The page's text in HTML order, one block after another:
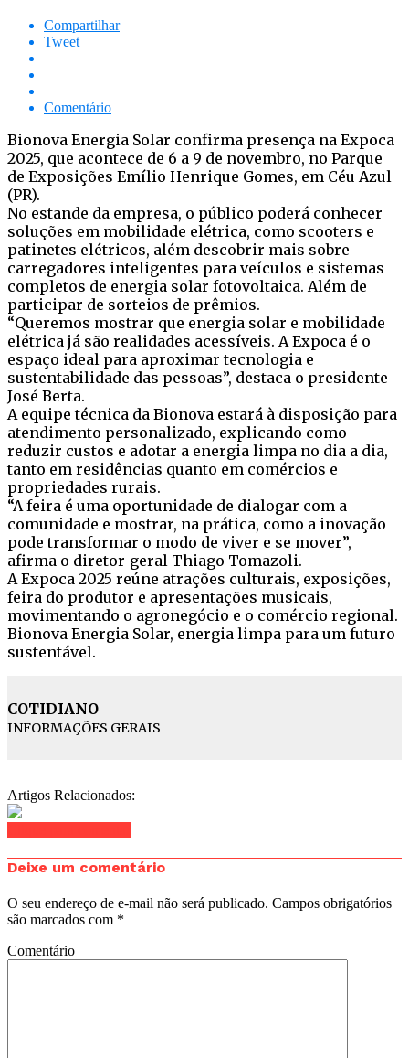
Compartilhar
Tweet
Comentário
Bionova Energia Solar confirma presença na Expoca
2025, que acontece de 6 a 9 de novembro, no Parque
de Exposições Emílio Henrique Gomes, em Céu Azul
(PR).
No estande da empresa, o público poderá conhecer
soluções em mobilidade elétrica, como scooters e
patinetes elétricos, além descobrir mais sobre
carregadores inteligentes para veículos e sistemas
completos de energia solar fotovoltaica. Além de
participar de sorteios de prêmios.
“Queremos mostrar que energia solar e mobilidade
elétrica já são realidades acessíveis. A Expoca é o
espaço ideal para aproximar tecnologia e
sustentabilidade das pessoas”, destaca o presidente
José Berta.
A equipe técnica da Bionova estará à disposição para
atendimento personalizado, explicando como
reduzir custos e adotar a energia limpa no dia a dia,
tanto em residências quanto em comércios e
propriedades rurais.
“A feira é uma oportunidade de dialogar com a
comunidade e mostrar, na prática, como a inovação
pode transformar o modo de viver e se mover”,
afirma o diretor-geral Thiago Tomazoli.
A Expoca 2025 reúne atrações culturais, exposições,
feira do produtor e apresentações musicais,
movimentando o agronegócio e o comércio regional.
Bionova Energia Solar, energia limpa para um futuro
sustentável.
COTIDIANO
INFORMAÇÕES GERAIS
Artigos Relacionados:
Deixe um comentário
O seu endereço de e-mail não será publicado. Campos obrigatórios
são marcados com *
Comentário